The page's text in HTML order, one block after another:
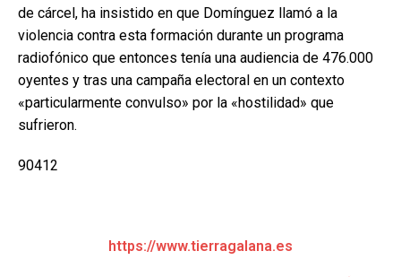
de cárcel, ha insistido en que Domínguez llamó a la
violencia contra esta formación durante un programa
radiofónico que entonces tenía una audiencia de 476.000
oyentes y tras una campaña electoral en un contexto
«particularmente convulso» por la «hostilidad» que
sufrieron.
90412
https://www.tierragalana.es